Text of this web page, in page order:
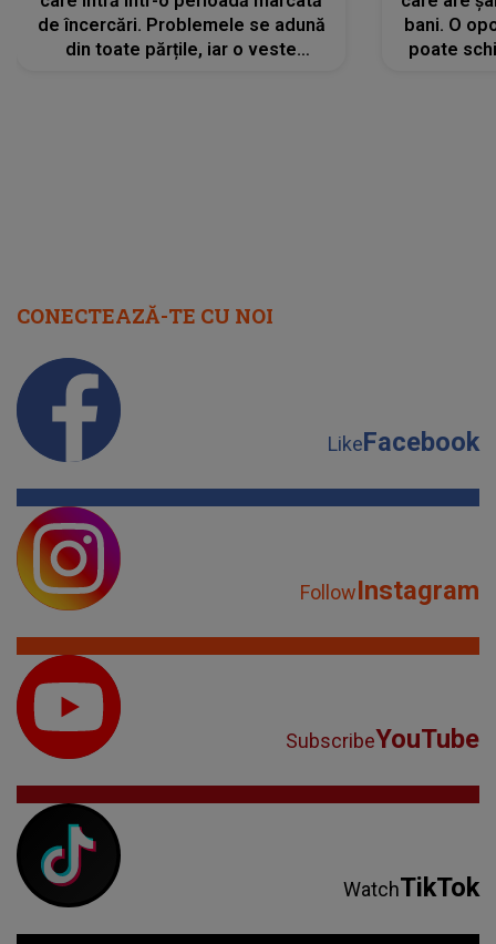
de încercări. Problemele se adună
din toate părțile, iar o veste
bani. O
poate
CONECTEAZĂ-TE CU NOI
LikeFacebook
FollowInstagram
SubscribeYouTube
WatchTikTok